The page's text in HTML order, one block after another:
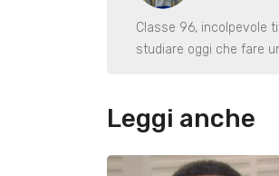
Classe 96, incolpevole
studiare oggi che fare
Leggi anche